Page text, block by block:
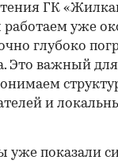
ГК
уже
глубоко
Это важный для
и
уже показали